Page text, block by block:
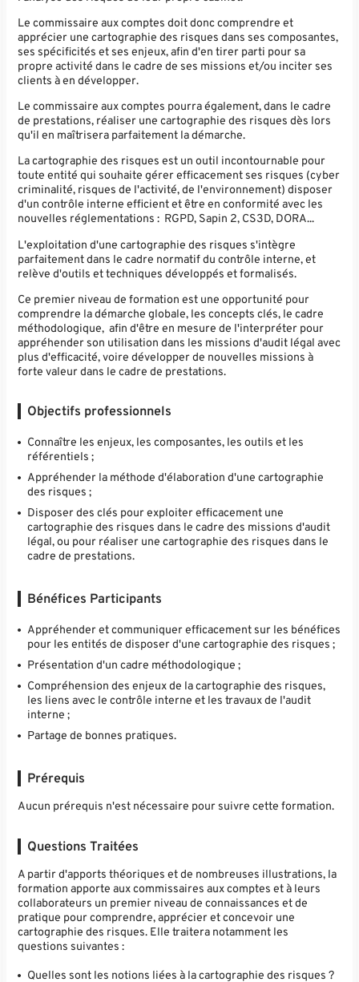
Le commissaire aux comptes doit donc comprendre et
apprécier une cartographie des risques dans ses composantes,
ses spécificités et ses enjeux, afin d'en tirer parti pour sa
propre activité dans le cadre de ses missions et/ou inciter ses
clients à en développer.
Le commissaire aux comptes pourra également, dans le cadre
de prestations, réaliser une cartographie des risques dès lors
qu'il en maîtrisera parfaitement la démarche.
La cartographie des risques est un outil incontournable pour
toute entité qui souhaite gérer efficacement ses risques (cyber
criminalité, risques de l'activité, de l'environnement) disposer
d'un contrôle interne efficient et être en conformité avec les
nouvelles réglementations : RGPD, Sapin 2, CS3D, DORA...
L'exploitation d'une cartographie des risques s'intègre
parfaitement dans le cadre normatif du contrôle interne, et
relève d'outils et techniques développés et formalisés.
Ce premier niveau de formation est une opportunité pour
comprendre la démarche globale, les concepts clés, le cadre
méthodologique, afin d'être en mesure de l'interpréter pour
appréhender son utilisation dans les missions d'audit légal avec
plus d'efficacité, voire développer de nouvelles missions à
forte valeur dans le cadre de prestations.
Objectifs professionnels
Connaître les enjeux, les composantes, les outils et les
référentiels ;
Appréhender la méthode d'élaboration d'une cartographie
des risques ;
Disposer des clés pour exploiter efficacement une
cartographie des risques dans le cadre des missions d'audit
légal, ou pour réaliser une cartographie des risques dans le
cadre de prestations.
Bénéfices Participants
Appréhender et communiquer efficacement sur les bénéfices
pour les entités de disposer d'une cartographie des risques ;
Présentation d'un cadre méthodologique ;
Compréhension des enjeux de la cartographie des risques,
les liens avec le contrôle interne et les travaux de l'audit
interne ;
Partage de bonnes pratiques.
Prérequis
Aucun prérequis n'est nécessaire pour suivre cette formation.
Questions Traitées
A partir d'apports théoriques et de nombreuses illustrations, la
formation apporte aux commissaires aux comptes et à leurs
collaborateurs un premier niveau de connaissances et de
pratique pour comprendre, apprécier et concevoir une
cartographie des risques. Elle traitera notamment les
questions suivantes :
Quelles sont les notions liées à la cartographie des risques ?